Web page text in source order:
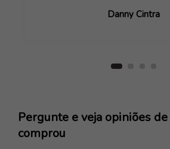
Danny Cintra
Pergunte e veja opiniões
comprou